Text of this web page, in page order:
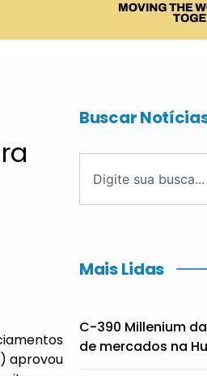
aprovou
Buscar
Mais Lidas
C-390 Millenium
de mercados na